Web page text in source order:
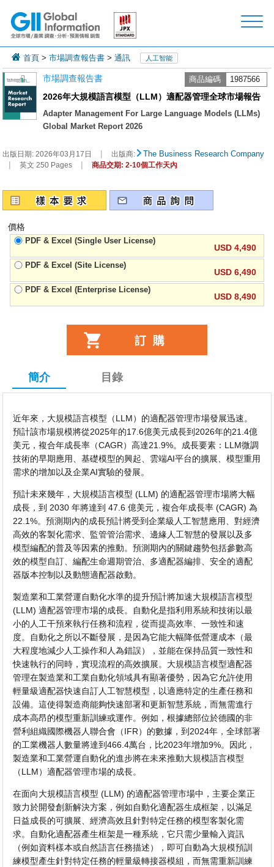
首頁 >市場調查報告書 >通訊 人工智能
市場調查報告書 商品編碼 1987566
2026年大規模語言模型（LLM）適配器管理全球市場報告
Adapter Management For Large Language Models (LLMs)
Global Market Report 2026
出版日期:2026年03月17日 | 出版商: The Business Research Company
| 英文 250 Pages | 商品交期: 2-10個工作天內
價格
PDF & Excel (Single User License)
USD 4,490
PDF & Excel (Site License)
USD 6,490
PDF & Excel (Enterprise License)
USD 8,490
簡介 目錄
近年來，大規模語言模型（LLM）的適配器管理市場發展迅速。
預計該市場規模將從2025年的17.6億美元成長到2026年的21.4億
美元，複合年成長率（CAGR）高達21.9%。成長要素：LLM微調
技術的早期應用、基礎模型的興起、雲端AI平台的擴展、模型重用
需求的增加以及企業AI實驗的發展。
預計未來幾年，大規模語言模型 (LLM) 的適配器管理市場將大幅
成長，到 2030 年將達到 47.6 億美元，複合年成長率 (CAGR) 為
22.1%。預測期內的成長預計將受到企業級人工智慧應用、對經濟
高效的客製化需求、監管管治需求、邊緣人工智慧的發展以及多
模型編配的普及等因素的推動。預測期內的關鍵趨勢包括參數高
效的模型自訂、編配生命週期管治、多適配器編排、安全的適配
器版本控制以及動態適配器啟動。
製造業和工業營運自動化水準的提升預計將加速大規模語言模型
(LLM) 適配器管理市場的成長。自動化是指利用系統和技術以最
小的人工干預來執行任務和流程，從而提高效率、一致性和速
度。自動化之所以不斷發展，是因為它能大幅降低營運成本（最
大程度地減少人工操作和人為錯誤），並能在保持品質一致性和
快速執行的同時，實現流程的高效擴展。大規模語言模型適配器
管理在製造業和工業自動化領域具有顯著優勢，因為它允許使用
輕量級適配器快速自訂人工智慧模型，以適應特定的生產任務和
設備。這使得製造商能夠快速部署和更新智慧系統，而無需進行
成本高昂的模型重新訓練或運作。例如，根據總部位於德國的非
營利組織國際機器人聯合會（IFR）的數據，到2024年，全球部署
的工業機器人數量將達到466.4萬台，比2023年增加9%。因此，
製造業和工業營運自動化的進步將在未來推動大規模語言模型
（LLM）適配器管理市場的成長。
在面向大規模語言模型 (LLM) 的適配器管理市場中，主要企業正
致力於開發創新解決方案，例如自動化適配器生成框架，以滿足
日益成長的可擴展、經濟高效且針對特定任務的模型客製化需
求。自動化適配器產生框架是一種系統，它只需少量輸入資訊
（例如資料樣本或自然語言任務描述），即可自動為大規模預訓
練模型產生針對特定任務的輕量級轉接器模組，而無需重新訓練